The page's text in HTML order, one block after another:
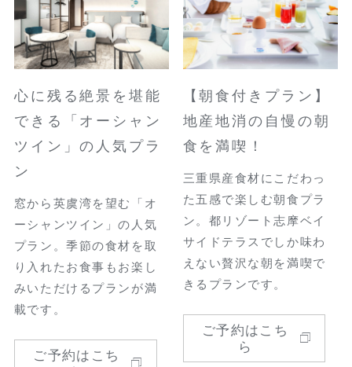
心に残る絶景を堪能
できる「オーシャン
ツイン」の人気プラ
ン
窓から英虞湾を望む「オ
ーシャンツイン」の人気
プラン。季節の食材を取
り入れたお食事もお楽し
みいただけるプランが満
載です。
ご予約はこち
【朝食付きプラン】
地産地消の自慢の朝
食を満喫！
三重県産食材にこだわっ
た五感で楽しむ朝食プラ
ン。都リゾート志摩ベイ
サイドテラスでしか味わ
えない贅沢な朝を満喫で
きるプランです。
ご予約はこち
ら